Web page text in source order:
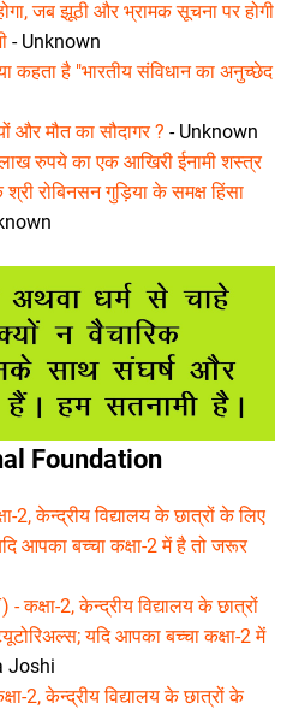
जब झूठी और भ्रामक सूचना पर होगी
- Unknown
कहता है "भारतीय संविधान का अनुच्छेद
और मौत का सौदागर ? - Unknown
रुपये का एक आखिरी ईनामी शस्त्र
रोबिनसन गुड़िया के समक्ष हिंसा
Foundation
2, केन्द्रीय विद्यालय के छात्रों के लिए
आपका बच्चा कक्षा-2 में है तो जरूर
2, केन्द्रीय विद्यालय के छात्रों
यदि आपका बच्चा कक्षा-2 में
Joshi
2, केन्द्रीय विद्यालय के छात्रों के